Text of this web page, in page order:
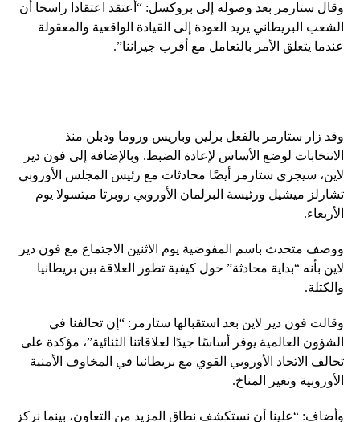
وقال ستارمر بعد وصوله إلى بروكسل: “أعتقد اعتقادا راسخا أن
الشعب البريطاني يريد العودة إلى القيادة الواقعية والمعقولة
عندما يتعلق الأمر بالتعامل مع أقرب جيراننا”.
وقد زار ستارمر بالفعل برلين وباريس وروما ودبلن منذ
الانتخابات لوضع الأساس لإعادة الضبط. وبالإضافة إلى فون دير
لاين، سيجري ستارمر أيضًا محادثات مع رئيس المجلس الأوروبي
تشارلز ميشيل ورئيسة البرلمان الأوروبي روبرتا ميتسولا يوم
الأربعاء.
ووصف متحدث باسم المفوضية يوم الاثنين الاجتماع مع فون دير
لاين بأنه “بداية محادثة” حول كيفية تطور العلاقة بين بريطانيا
والكتلة.
وقالت فون دير لاين بعد استقبالها ستارمر: “إن تحالفنا في
الشؤون العالمية يوفر أساسًا جيدًا لعلاقاتنا الثنائية”، مؤكدة على
تحالف الاتحاد الأوروبي القوي مع بريطانيا في المخاوف الأمنية
الأوروبية وتغير المناخ.
وأضاف: “علينا أن نستكشف نطاق المزيد من التعاون، بينما نركز